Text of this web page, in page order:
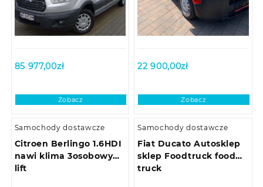
85 977,00zł
Zobacz
22 900,00zł
Zobacz
Samochody dostawcze
Citroen Berlingo 1.6HDI
nawi klima 3osobowy
lift
Samochody dostawcze
Fiat Ducato Autosklep
sklep Foodtruck food
truck